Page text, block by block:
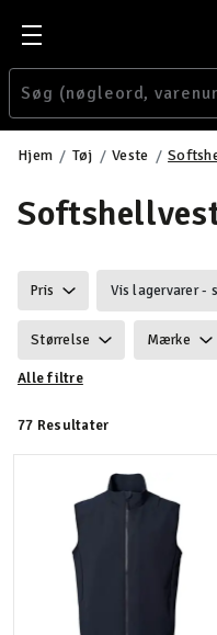
Hjem Tøj Veste
Pris Vis lagervarer -
Størrelse Mærke
Ansvarlighed
Velegnet til
Alle filtre
77 Resultater